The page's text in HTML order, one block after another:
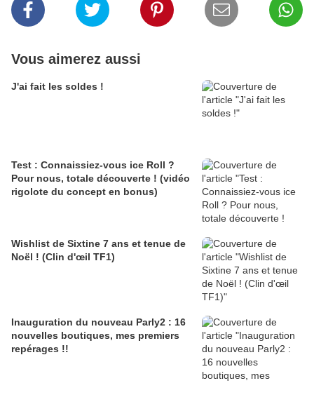
Vous aimerez aussi
J'ai fait les soldes !
Test : Connaissiez-vous ice Roll ?
Pour nous, totale découverte ! (vidéo
rigolote du concept en bonus)
Wishlist de Sixtine 7 ans et tenue de
Noël ! (Clin d'œil TF1)
Inauguration du nouveau Parly2 : 16
nouvelles boutiques, mes premiers
repérages !!